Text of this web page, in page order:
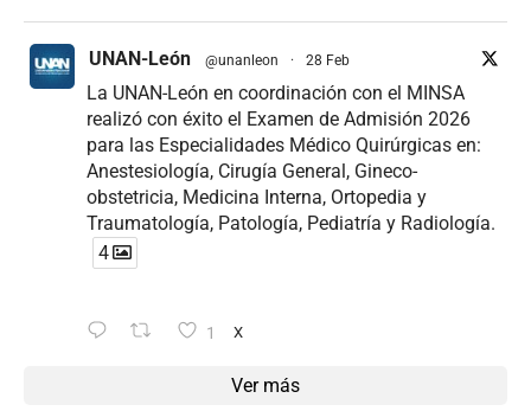
UNAN-León @unanleon · 28 Feb
La UNAN-León en coordinación con el MINSA
realizó con éxito el Examen de Admisión 2026
para las Especialidades Médico Quirúrgicas en:
Anestesiología, Cirugía General, Gineco-
obstetricia, Medicina Interna, Ortopedia y
Traumatología, Patología, Pediatría y Radiología.
4
1 X
Ver más